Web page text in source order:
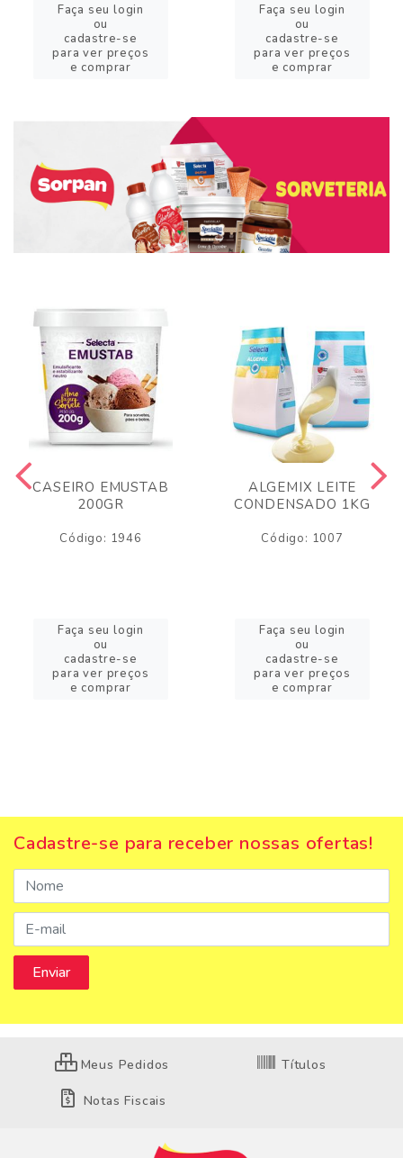
Faça seu login
ou
cadastre-se
para ver preços
e comprar
Faça seu login
ou
cadastre-se
para ver preços
e comprar
CASEIRO EMUSTAB
200GR
Código: 1946
Faça seu login
ou
cadastre-se
para ver preços
e comprar
ALGEMIX LEITE
CONDENSADO 1KG
Código: 1007
Faça seu login
ou
cadastre-se
para ver preços
e comprar
Cadastre-se para receber nossas ofertas!
Meus Pedidos Títulos
Notas Fiscais